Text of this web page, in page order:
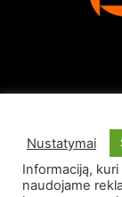
Nustatymai
Informaciją,
naudojame